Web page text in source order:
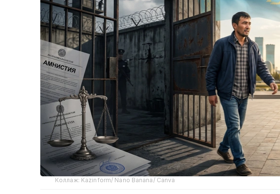
Коллаж: Kazinform/ Nano Banana/ Canva